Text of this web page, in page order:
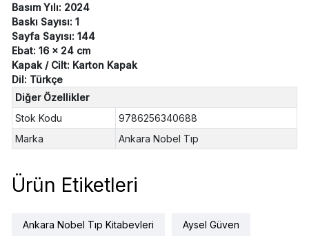
Basım Yılı: 2024
Baskı Sayısı: 1
Sayfa Sayısı: 144
Ebat: 16 x 24 cm
Kapak / Cilt: Karton Kapak
Dil: Türkçe
Diğer Özellikler
Stok Kodu
9786256340688
Marka
Ankara Nobel Tıp
Ürün Etiketleri
Ankara Nobel Tıp Kitabevleri Aysel Güven